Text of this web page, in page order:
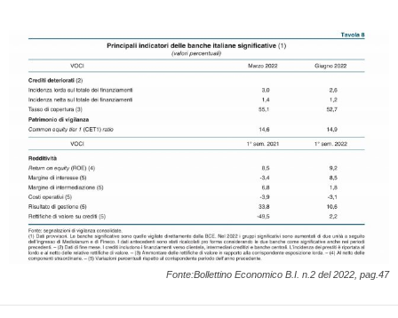
Fonte:Bollettino Economico B.I. n.2 del 2022, pag.47